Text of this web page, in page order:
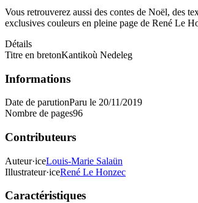
Vous retrouverez aussi des contes de Noël, des
exclusives couleurs en pleine page de René Le
Détails
Titre en bretonKantikoù Nedeleg
Informations
Date de parutionParu le 20/11/2019
Nombre de pages96
Contributeurs
Auteur·iceLouis-Marie Salaün
Illustrateur·iceRené Le Honzec
Caractéristiques